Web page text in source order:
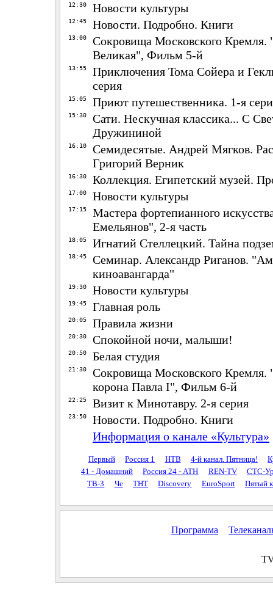
12:30 Новости культуры
12:45 Новости. Подробно. Книги
13:00
Сокровища Московского Кремля.
Великая", Фильм 5-й
13:55
Приключения Тома Сойера и
серия
15:05 Приют путешественника. 1-я
15:30
Сати. Нескучная классика... С
Дружининой
16:10
Семидесятые. Андрей Мягков.
Григорий Верник
16:30 Коллекция. Египетский музей.
17:00 Новости культуры
17:15
Мастера фортепианного
Емельянов", 2-я часть
18:05 Игнатий Стеллецкий. Тайна
18:45
Семинар. Александр Риганов.
киноавангарда"
19:30 Новости культуры
19:45 Главная роль
20:05 Правила жизни
20:30 Спокойной ночи, малыши!
20:50 Белая студия
21:30
Сокровища Московского Кремля.
корона Павла I", Фильм 6-й
22:25 Визит к Минотавру. 2-я серия
23:50
Новости. Подробно. Книги
Информация о канале «Культура»
Первый Россия 1 НТВ 4-й канал. Пятница!
41 - Домашний
Россия 24 - АТН REN-TV
СТС-
ТВ-3
Че ТНТ Discovery EuroSport Пятый
Программа